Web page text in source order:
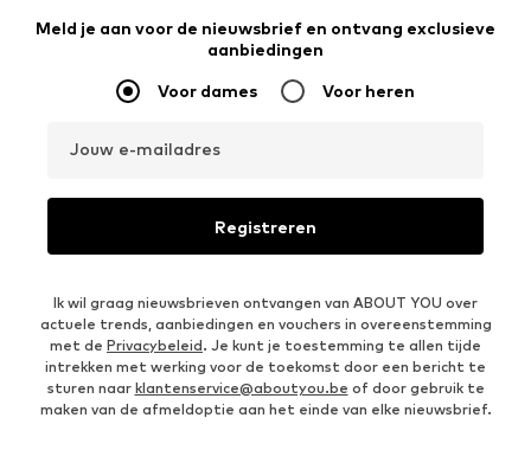
Meld je aan voor de nieuwsbrief en ontvang exclusieve
aanbiedingen
Voor dames Voor heren
Jouw e-mailadres
Registreren
Ik wil graag nieuwsbrieven ontvangen van ABOUT YOU over
actuele trends, aanbiedingen en vouchers in overeenstemming
met de Privacybeleid. Je kunt je toestemming te allen tijde
intrekken met werking voor de toekomst door een bericht te
sturen naar klantenservice@aboutyou.be of door gebruik te
maken van de afmeldoptie aan het einde van elke nieuwsbrief.